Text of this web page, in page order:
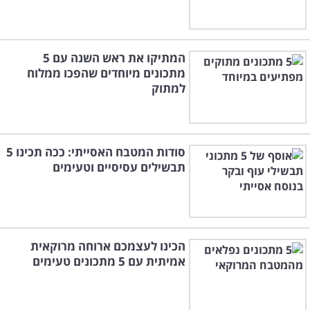
המתיקו את ראש השנה עם 5
מתכונים מיוחדים שהפכו ממלוח
למתוק
סודות המטבח האסייתי: ככה תכינו 5
תבשילים עסיסיים וטעימים
הכינו לעצמכם ארוחה מרוקאית
אמיתית עם 5 מתכונים טעימים